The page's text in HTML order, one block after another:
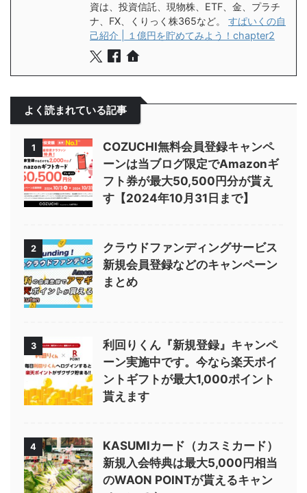
資は、投資信託、現物株、ETF、金、プラチ
ナ、FX、くりっく株365など。 すぱいくの自
己紹介 | １億円を貯めてみよう！chapter2
よく読まれている記事
1
COZUCHI無料会員登録キャンペ
ーンは当ブログ限定でAmazonギ
フト券が最大50,500円分が貰え
す【2024年10月31日まで】
2
クラウドファンディングサービス
新規会員登録などのキャンペーン
まとめ
3
利回りくん『新規登録』キャンペ
ーン実施中です。今なら楽天ポイ
ントギフトが最大1,000ポイント
貰えます
4
KASUMIカード（カスミカード）
新規入会特典は最大5,000円相当
のWAON POINTが貰えるキャン